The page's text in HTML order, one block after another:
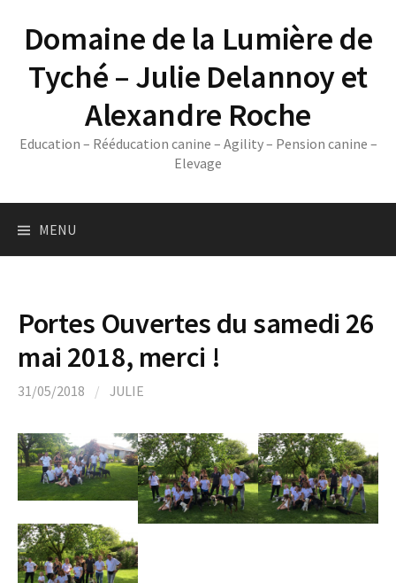
contentDomaine de la Lumière de
Tyché – Julie Delannoy et
Alexandre Roche
Education – Rééducation canine – Agility – Pension canine –
Elevage
MENU
Portes Ouvertes du samedi 26
mai 2018, merci !
31/05/2018 / JULIE